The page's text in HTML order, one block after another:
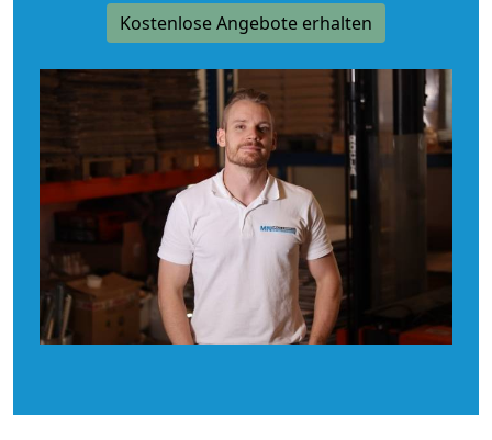
Kostenlose Angebote erhalten